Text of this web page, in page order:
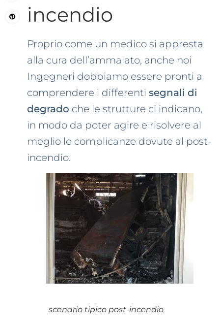
incendio
Proprio come un medico si appresta
alla cura dell’ammalato, anche noi
Ingegneri dobbiamo essere pronti a
comprendere i differenti segnali di
degrado che le strutture ci indicano,
in modo da poter agire e risolvere al
meglio le complicanze dovute al post-
incendio.
scenario tipico post-incendio